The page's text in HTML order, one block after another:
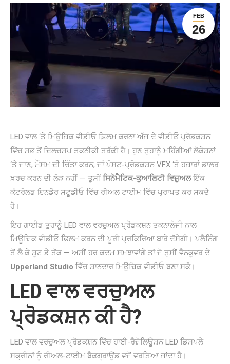
FEB
26
LED ਵਾਲ ‘ਤੇ ਮਿਊਜ਼ਿਕ ਵੀਡੀਓ ਫ਼ਿਲਮ ਕਰਨਾ ਅੱਜ ਦੇ ਵੀਡੀਓ ਪ੍ਰੋਡਕਸ਼ਨ
ਵਿੱਚ ਸਭ ਤੋਂ ਦਿਲਚਸਪ ਤਕਨੀਕੀ ਤਰੱਕੀ ਹੈ। ਹੁਣ ਤੁਹਾਨੂੰ ਮਹਿੰਗੀਆਂ ਲੋਕੇਸ਼ਨਾਂ
‘ਤੇ ਜਾਣ, ਮੌਸਮ ਦੀ ਚਿੰਤਾ ਕਰਨ, ਜਾਂ ਪੋਸਟ-ਪ੍ਰੋਡਕਸ਼ਨ VFX ‘ਤੇ ਹਜ਼ਾਰਾਂ ਡਾਲਰ
ਖ਼ਰਚ ਕਰਨ ਦੀ ਲੋੜ ਨਹੀਂ — ਤੁਸੀਂ ਸਿਨੇਮੈਟਿਕ-ਕੁਆਲਿਟੀ ਵਿਜ਼ੁਅਲਇੱਕ
ਕੰਟਰੋਲਡ ਇਨਡੋਰ ਸਟੂਡੀਓ ਵਿੱਚ ਰੀਅਲ ਟਾਈਮ ਵਿੱਚ ਪ੍ਰਾਪਤ ਕਰ ਸਕਦੇ
ਹੋ।
ਇਹ ਗਾਈਡ ਤੁਹਾਨੂੰ LED ਵਾਲ ਵਰਚੁਅਲ ਪ੍ਰੋਡਕਸ਼ਨ ਤਕਨਾਲੋਜੀ ਨਾਲ
ਮਿਊਜ਼ਿਕ ਵੀਡੀਓ ਫ਼ਿਲਮ ਕਰਨ ਦੀ ਪੂਰੀ ਪ੍ਰਕਿਰਿਆ ਬਾਰੇ ਦੱਸੇਗੀ। ਪਲੈਨਿੰਗ
ਤੋਂ ਲੈ ਕੇ ਸ਼ੂਟ ਡੇ ਤੱਕ — ਅਸੀਂ ਹਰ ਕਦਮ ਸਮਝਾਵਾਂਗੇ ਤਾਂ ਜੋ ਤੁਸੀਂ ਵੈਨਕੂਵਰ ਦੇ
Upperland Studio ਵਿੱਚ ਸ਼ਾਨਦਾਰ ਮਿਊਜ਼ਿਕ ਵੀਡੀਓ ਬਣਾ ਸਕੋ।
LED ਵਾਲ ਵਰਚੁਅਲ
ਪ੍ਰੋਡਕਸ਼ਨ ਕੀ ਹੈ?
LED ਵਾਲ ਵਰਚੁਅਲ ਪ੍ਰੋਡਕਸ਼ਨ ਵਿੱਚ ਹਾਈ-ਰੈਜ਼ੋਲਿਊਸ਼ਨ LED ਡਿਸਪਲੇ
ਸਕ੍ਰੀਨਾਂ ਨੂੰ ਰੀਅਲ-ਟਾਈਮ ਬੈਕਗ੍ਰਾਊਂਡ ਵਜੋਂ ਵਰਤਿਆ ਜਾਂਦਾ ਹੈ।